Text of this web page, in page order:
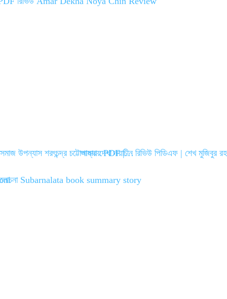
ok r
উপন্যাস শরৎচন্দ্র চট্টোপাধ্যায় PDF |…আমার দেখা নয়াচীন রিভিউ পিডিএফ | শেখ মুজিবুর